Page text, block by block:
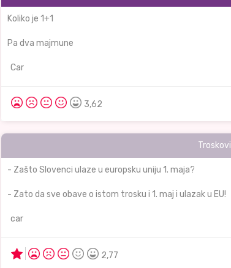
Koliko je 1+1
Pa dva majmune
Car
3,62
Troskovi
- Zašto Slovenci ulaze u europsku uniju 1. maja?
- Zato da sve obave o istom trosku i 1. maj i ulazak u EU!
car
2,77